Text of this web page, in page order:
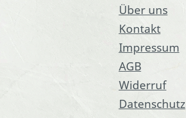
Über uns
Kontakt
Impressum
AGB
Widerruf
Datenschutz